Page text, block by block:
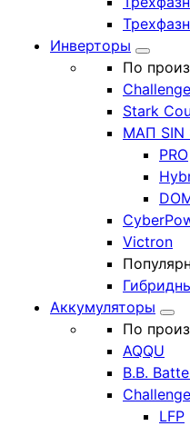
Инверторы
По
Stark
МАП SIN
PRO
Victron
Аккумуляторы
По
AQQU
B.B.
LFP